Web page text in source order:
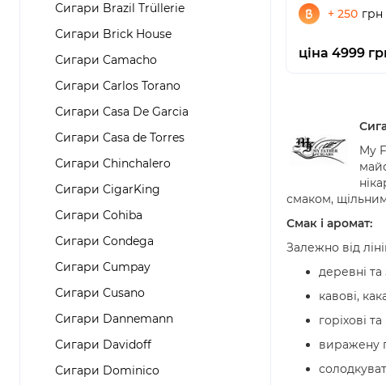
Сигари Brazil Trüllerie
Сигари Brick House
Сигари Camacho
Сигари Carlos Torano
Сигари Casa De Garcia
Сигари Casa de Torres
Сигари Chinchalero
Сигари CigarKing
Сигари Cohiba
Сигари Condega
Сигари Cumpay
Сигари Cusano
Сигари Dannemann
Сигари Davidoff
Сигари Dominico
+ 250
ціна 4999
My
смаком,
Смак і аромат:
Залежно від
деревні та
кавові,
горіхові
виражену